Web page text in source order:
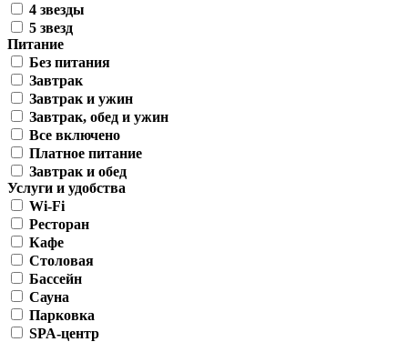
4 звезды
5 звезд
Питание
Без питания
Завтрак
Завтрак и ужин
Завтрак, обед и ужин
Все включено
Платное питание
Завтрак и обед
Услуги и удобства
Wi-Fi
Ресторан
Кафе
Столовая
Бассейн
Сауна
Парковка
SPA-центр